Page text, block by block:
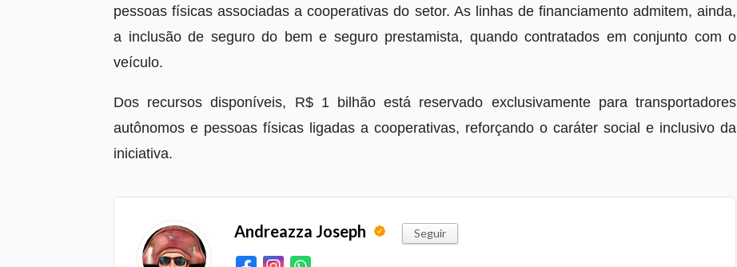
pessoas físicas associadas a cooperativas do setor. As linhas de financiamento admitem, ainda,
a inclusão de seguro do bem e seguro prestamista, quando contratados em conjunto com o
veículo.
Dos recursos disponíveis, R$ 1 bilhão está reservado exclusivamente para transportadores
autônomos e pessoas físicas ligadas a cooperativas, reforçando o caráter social e inclusivo da
iniciativa.
Andreazza Joseph Seguir